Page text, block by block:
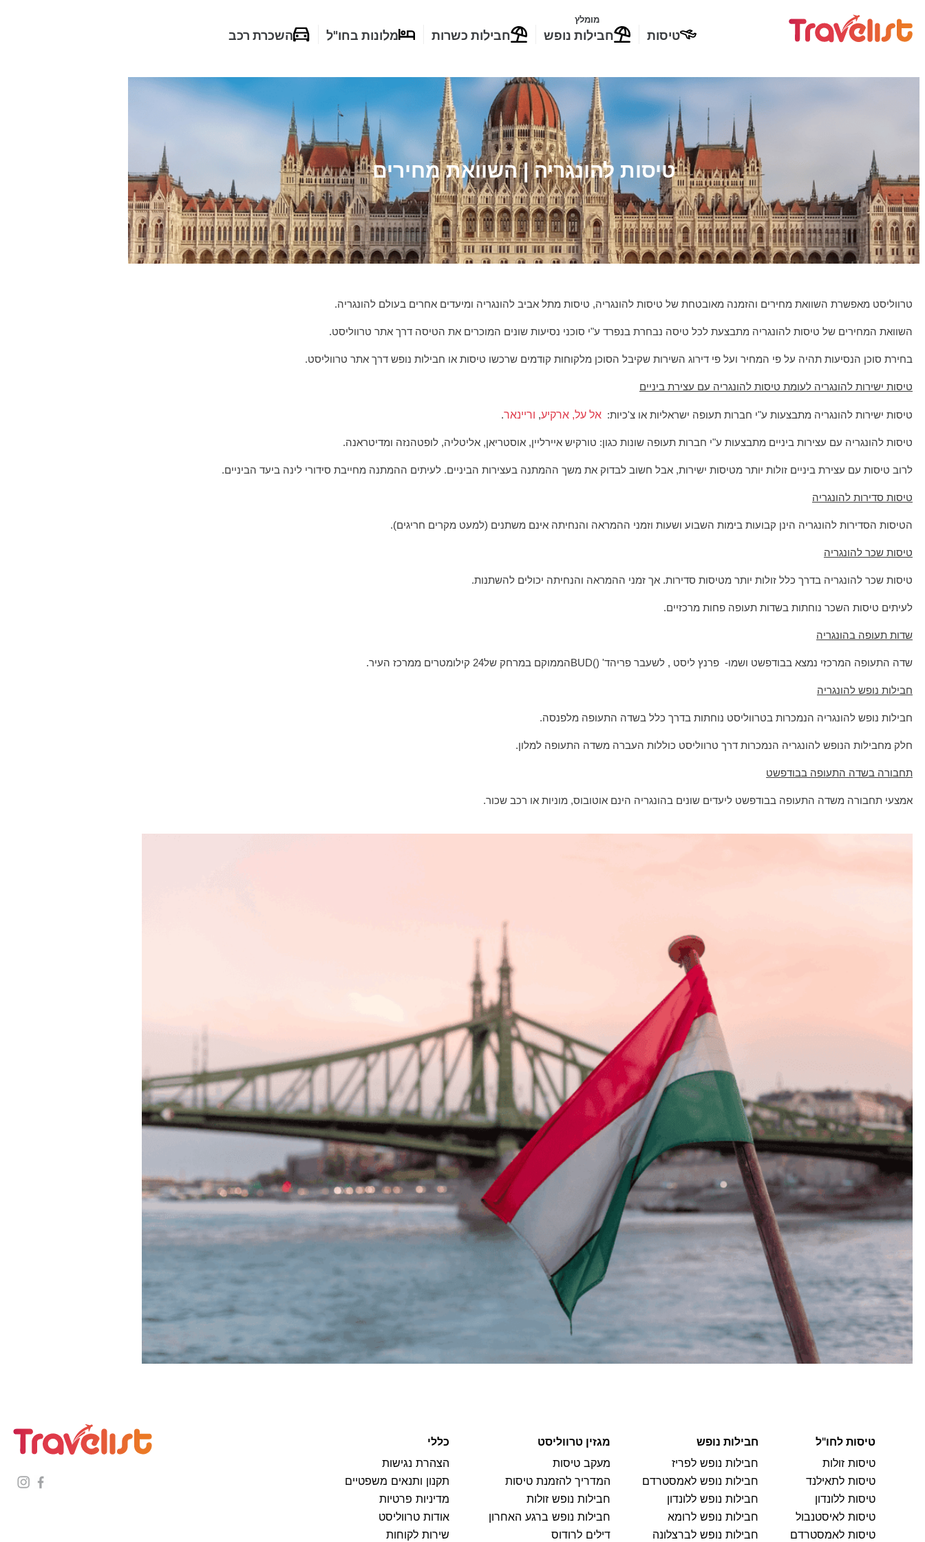
טיסות
מומלץ
חבילות נופש חבילות כשרות מלונות בחו"ל השכרת רכב
טיסות להונגריה | השוואת מחירים
טרווליסט מאפשרת השוואת מחירים והזמנה מאובטחת של טיסות להונגריה, טיסות מתל אביב להונגריה ומיעדים אחרים בעולם להונגריה.
השוואת המחירים של טיסות להונגריה מתבצעת לכל טיסה נבחרת בנפרד ע"י סוכני נסיעות שונים המוכרים את הטיסה דרך אתר טרווליסט.
בחירת סוכן הנסיעות תהיה על פי המחיר ועל פי דירוג השירות שקיבל הסוכן מלקוחות קודמים שרכשו טיסות או חבילות נופש דרך אתר טרווליסט.
טיסות ישירות להונגריה לעומת טיסות להונגריה עם עצירת ביניים
טיסות ישירות להונגריה מתבצעות ע"י חברות תעופה ישראליות או צ'כיות: אל על, ארקיע, וריינאר.
טיסות להונגריה עם עצירות ביניים מתבצעות ע"י חברות תעופה שונות כגון: טורקיש איירליין, אוסטריאן, אליטליה, לופטהנזה ומדיטראנה.
לרוב טיסות עם עצירת ביניים זולות יותר מטיסות ישירות, אבל חשוב לבדוק את משך ההמתנה בעצירות הביניים. לעיתים ההמתנה מחייבת סידורי לינה ביעד הביניים.
טיסות סדירות להונגריה
הטיסות הסדירות להונגריה הינן קבועות בימות השבוע ושעות וזמני ההמראה והנחיתה אינם משתנים (למעט מקרים חריגים).
טיסות שכר להונגריה
טיסות שכר להונגריה בדרך כלל זולות יותר מטיסות סדירות. אך זמני ההמראה והנחיתה יכולים להשתנות.
לעיתים טיסות השכר נוחתות בשדות תעופה פחות מרכזיים.
שדות תעופה בהונגריה
שדה התעופה המרכזי נמצא בבודפשט ושמו- פרנץ ליסט , לשעבר פריהד' ((
BUDהממוקם במרחק של24 קילומטרים ממרכז העיר.
חבילות נופש להונגריה
חבילות נופש להונגריה הנמכרות בטרווליסט נוחתות בדרך כלל בשדה התעופה מלפנסה.
חלק מחבילות הנופש להונגריה הנמכרות דרך טרווליסט כוללות העברה משדה התעופה למלון.
תחבורה בשדה התעופה בבודפשט
אמצעי תחבורה משדה התעופה בבודפשט ליעדים שונים בהונגריה הינם אוטובוס, מוניות או רכב שכור.
טיסות לחו"ל
טיסות זולות
טיסות לתאילנד
טיסות ללונדון
טיסות לאיסטנבול
טיסות לאמסטרדם
חבילות נופש
חבילות נופש לפריז
חבילות נופש לאמסטרדם
חבילות נופש ללונדון
חבילות נופש לרומא
חבילות נופש לברצלונה
מגזין טרווליסט
מעקב טיסות
המדריך להזמנת טיסות
חבילות נופש זולות
חבילות נופש ברגע האחרון
דילים לרודוס
כללי
הצהרת נגישות
תקנון ותנאים משפטיים
מדיניות פרטיות
אודות טרווליסט
שירות לקוחות